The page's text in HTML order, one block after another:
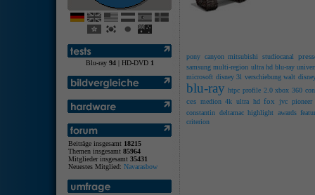
Blu-ray 94| HD-DVD 1
Beiträge insgesamt 18215
Themen insgesamt 85964
Mitglieder insgesamt 35431
Neuestes Mitglied: Navarasbow
pony canyon mitsubishi studiocanal
samsung multi-region ultra hd blu-ray
microsoft disney 3l verschiebung walt
blu-ray htpc profile 2.0 xbox 360
ces medion 4k ultra hd fox jvc pioneer
constantin deltamac highlight awards
criterion